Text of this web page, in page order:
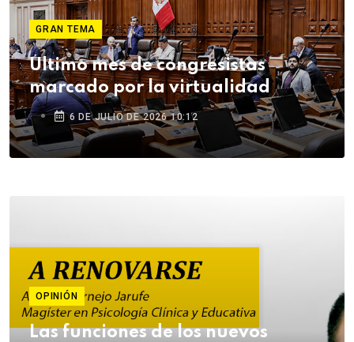
GRAN TEMA
Último mes de congresistas
marcado por la virtualidad
6 DE JULIO DE 2026 10:12
OPINIÓN
Las funciones de los nuevos